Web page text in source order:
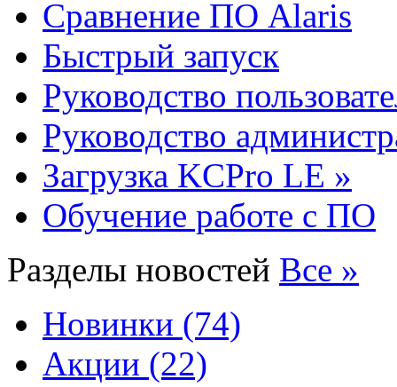
Сравнение ПО Alaris
Быстрый запуск
Руководство
Руководство
Загрузка KCPro LE »
Обучение работе с ПО
Разделы новостей Все »
Новинки (74)
Акции (22)